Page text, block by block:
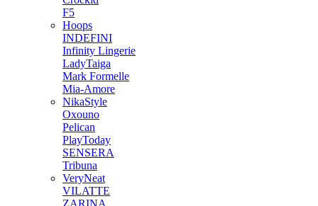
F5
Hoops
INDEFINI
Infinity Lingerie
LadyTaiga
Mark Formelle
Mia-Amore
NikaStyle
Oxouno
Pelican
PlayToday
SENSERA
Tribuna
VeryNeat
VILATTE
ZARINA